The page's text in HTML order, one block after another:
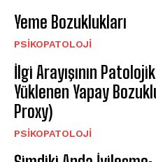
Yeme Bozuklukları
PSIKOPATOLOJI
İlgi Arayışının
Yüklenen Yapay
Proxy)
PSIKOPATOLOJI